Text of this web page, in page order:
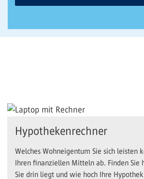
Hypothekenrechner
Welches Wohneigentum Sie sich leisten
Ihren finanziellen Mitteln ab. Finden Sie
Sie drin liegt und wie hoch Ihre